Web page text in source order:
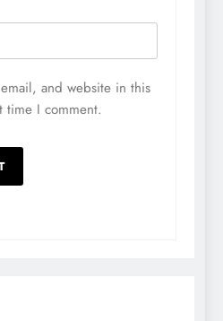
and website in this
time I comment.